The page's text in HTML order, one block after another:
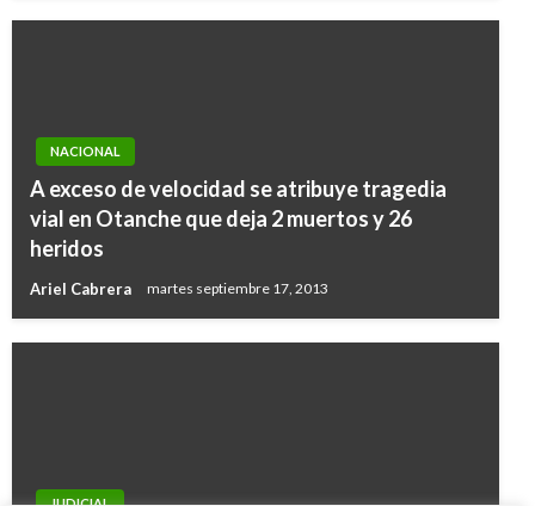
NACIONAL
A exceso de velocidad se atribuye tragedia
vial en Otanche que deja 2 muertos y 26
heridos
Ariel Cabrera martes septiembre 17, 2013